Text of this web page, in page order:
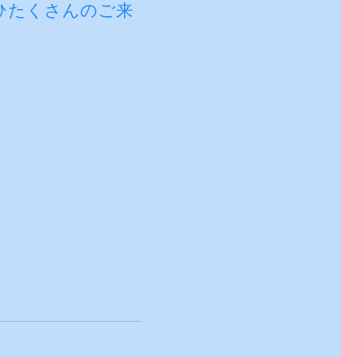
たくさんのご来